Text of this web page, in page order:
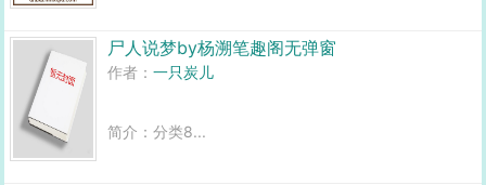
尸人说梦by杨溯笔趣阁无弹窗
作者：一只炭儿
简介：分类8...